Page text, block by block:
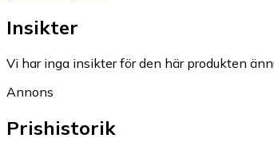
Insikter
Vi har inga insikter för den här produkten
Annons
Prishistorik